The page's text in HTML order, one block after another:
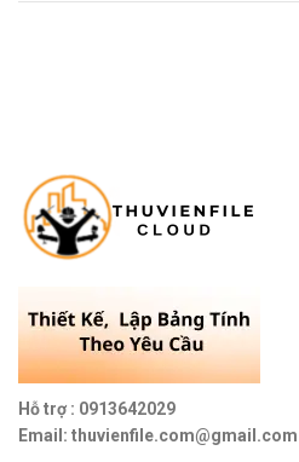
Hỗ trợ : 0913642029
Email: thuvienfile.com@gmail.com